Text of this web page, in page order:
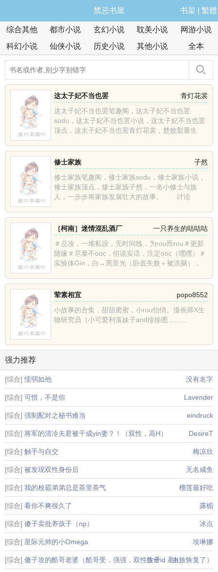
禁忌书屋 书架 繁體
综合其他 都市小说 玄幻小说 耽美小说
网游小说
科幻小说
仙侠小说 历史小说 其他小说 全本
青灯花裳
这太子妃不当也罢
这太子妃不当也罢笔趣阁，这太子妃不当也罢
sodu，这太子妃不当也罢小说，这太子妃不当也罢
顶点，这太子妃不当也罢青灯花裳，楚姣梨重生
子然
修士家族
修士家族笔趣阁，修士家族sodu，修士家族小说，
修士家族顶点，修士家族子然，一名小修士与族
人，一步步将家族发展壮大的故事。 讨论
一只养生的咕咕咕
［柯南］迷情混乱酒厂
＃总攻，一堆私设，无时间线，为rou而rou＃更新
随缘＃尽量不ooc，但说实话，注定ooc（嘿嘿）＃
实验体Gin，白→黑景光（卧底失败＋被洗脑），
popo8552
荤素相宜
小故事的合集，甜甜蜜蜜，小rou怡情。漫画师X生
物研究员（小可爱利落妹子and徐徐图 .........
强力推荐
[综合] 懦弱如他 没有名字
[综合] 可惜，不是你 Lavender
[综合] 强制配对之秘书难当 eindruck
[综合] 将军的清冷夫君被干成yin妻？！（双性，高H） DesireT
[综合] 触手与自交 梅凉欣
[综合] 被发现双性身份后 无名咸鱼
[综合] 我的校霸弟弟总是茶里茶气 榴莲最好吃
[综合] 看你不爽很久了 露楣
[综合] 傻子卖批养孩子（np） 冰点
[综合] 星际元帅的小Omega 埃琳娜
[综合] 傻子攻的酷哥老婆（酷哥受，强强，双性生子，高h）
致命id（虫族恢复了）